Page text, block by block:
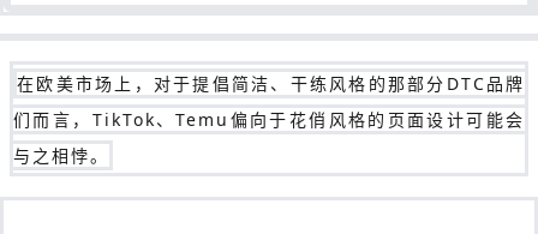
在欧美市场上，对于提倡简洁、干练风格的那部分DTC品牌
们而言，TikTok、Temu偏向于花俏风格的页面设计可能会
与之相悖。